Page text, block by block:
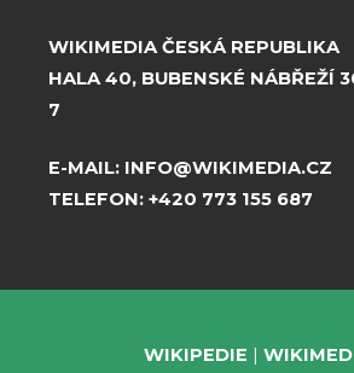
WIKIMEDIA ČESKÁ REPUBLIKA
HALA 40, BUBENSKÉ NÁBŘEŽÍ
7
E-MAIL: INFO@WIKIMEDIA.CZ
TELEFON: +420 773 155 687
WIKIPEDIE